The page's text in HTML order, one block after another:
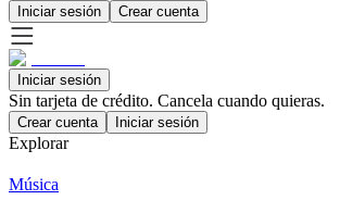
Iniciar sesión Crear cuenta
Iniciar sesión
Sin tarjeta de crédito. Cancela cuando quieras.
Crear cuenta Iniciar sesión
Explorar
Música